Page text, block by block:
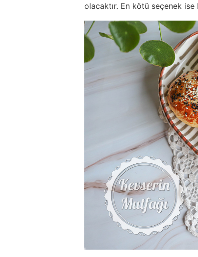
olacaktır. En kötü seçenek